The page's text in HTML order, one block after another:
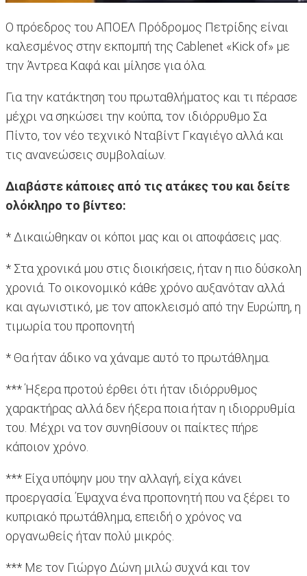
Ο πρόεδρος του ΑΠΟΕΛ Πρόδρομος Πετρίδης είναι
καλεσμένος στην εκπομπή της Cablenet «Kick of» με
την Άντρεα Καφά και μίλησε για όλα.
Για την κατάκτηση του πρωταθλήματος και τι πέρασε
μέχρι να σηκώσει την κούπα, τον ιδιόρρυθμο Σα
Πίντο, τον νέο τεχνικό Νταβίντ Γκαγιέγο αλλά και
τις ανανεώσεις συμβολαίων.
Διαβάστε κάποιες από τις ατάκες του και δείτε
ολόκληρο το βίντεο:
* Δικαιώθηκαν οι κόποι μας και οι αποφάσεις μας.
* Στα χρονικά μου στις διοικήσεις, ήταν η πιο δύσκολη
χρονιά. Το οικονομικό κάθε χρόνο αυξανόταν αλλά
και αγωνιστικό, με τον αποκλεισμό από την Ευρώπη, η
τιμωρία του προπονητή
* Θα ήταν άδικο να χάναμε αυτό το πρωτάθλημα.
*** Ήξερα προτού έρθει ότι ήταν ιδιόρρυθμος
χαρακτήρας αλλά δεν ήξερα ποια ήταν η ιδιορρυθμία
του. Μέχρι να τον συνηθίσουν οι παίκτες πήρε
κάποιον χρόνο.
*** Είχα υπόψην μου την αλλαγή, είχα κάνει
προεργασία. Έψαχνα ένα προπονητή που να ξέρει το
κυπριακό πρωτάθλημα, επειδή ο χρόνος να
οργανωθείς ήταν πολύ μικρός.
*** Με τον Γιώργο Δώνη μιλώ συχνά και τον